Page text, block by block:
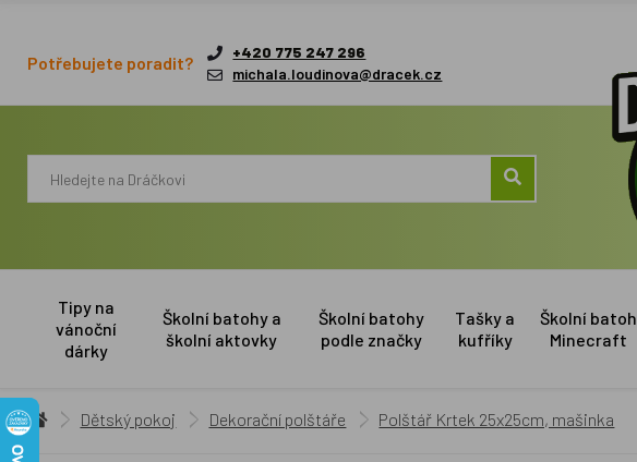
Potřebujete poradit?
+420 775 247 296
michala.loudinova@dracek.cz
Tipy na
vánoční
dárky
Školní batohy a
školní aktovky
Školní batohy
podle značky
Tašky a
kufříky
Školní batoh
Minecraft
Dětský pokoj Dekorační polštáře Polštář Krtek 25x25cm, mašinka